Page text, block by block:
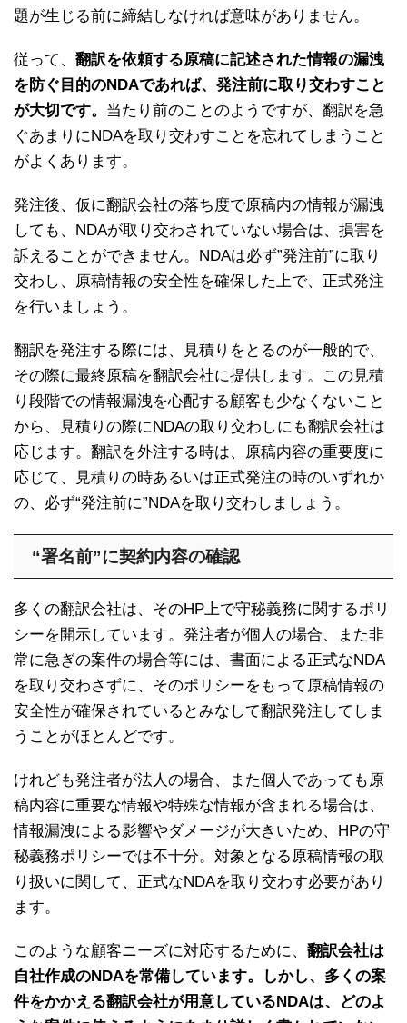
題が生じる前に締結しなければ意味がありません。
従って、 翻訳を依頼する原稿に記述された情報の漏洩
を防ぐ目的のNDAであれば、発注前に取り交わすこと
が大切です。 当たり前のことのようですが、翻訳を急
ぐあまりにNDAを取り交わすことを忘れてしまうこと
がよくあります。
発注後、仮に翻訳会社の落ち度で原稿内の情報が漏洩
しても、NDAが取り交わされていない場合は、損害を
訴えることができません。NDAは必ず”発注前”に取り
交わし、原稿情報の安全性を確保した上で、正式発注
を行いましょう。
翻訳を発注する際には、見積りをとるのが一般的で、
その際に最終原稿を翻訳会社に提供します。この見積
り段階での情報漏洩を心配する顧客も少なくないこと
から、見積りの際にNDAの取り交わしにも翻訳会社は
応じます。翻訳を外注する時は、原稿内容の重要度に
応じて、見積りの時あるいは正式発注の時のいずれか
の、必ず“発注前に”NDAを取り交わしましょう。
“署名前”に契約内容の確認
多くの翻訳会社は、そのHP上で守秘義務に関するポリ
シーを開示しています。発注者が個人の場合、また非
常に急ぎの案件の場合等には、書面による正式なNDA
を取り交わさずに、そのポリシーをもって原稿情報の
安全性が確保されているとみなして翻訳発注してしま
うことがほとんどです。
けれども発注者が法人の場合、また個人であっても原
稿内容に重要な情報や特殊な情報が含まれる場合は、
情報漏洩による影響やダメージが大きいため、HPの守
秘義務ポリシーでは不十分。対象となる原稿情報の取
り扱いに関して、正式なNDAを取り交わす必要があり
ます。
このような顧客ニーズに対応するために、 翻訳会社は
自社作成のNDAを常備しています。しかし、多くの案
件をかかえる翻訳会社が用意しているNDAは、どのよ